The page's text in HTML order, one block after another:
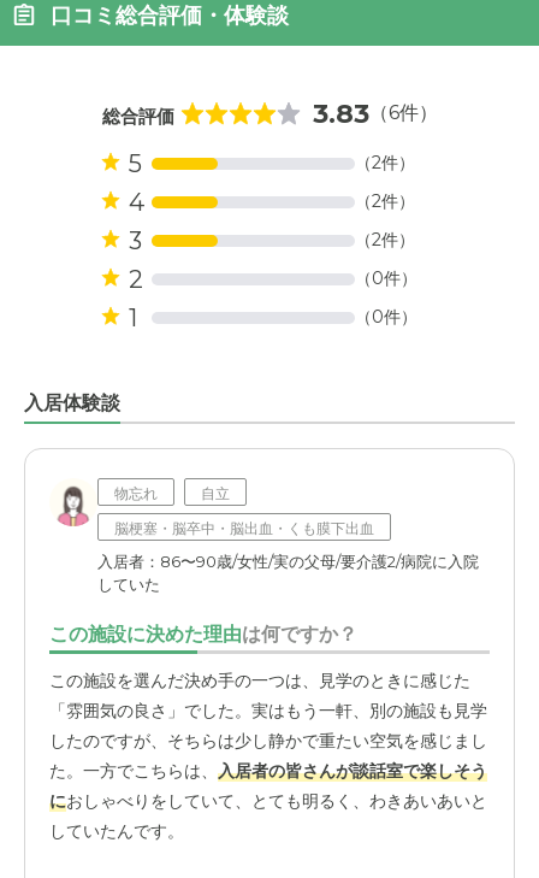
口コミ総合評価・体験談
総合評価 3.83（6件）
5 （2件）
4 （2件）
3 （2件）
2 （0件）
1 （0件）
入居体験談
物忘れ
自立
脳梗塞・脳卒中・脳出血・くも膜下出血
入居者：86〜90歳/女性/実の父母/要介護2/病院に入院
していた
この施設に決めた理由は何ですか？
この施設を選んだ決め手の一つは、見学のときに感じた
「雰囲気の良さ」でした。実はもう一軒、別の施設も見学
したのですが、そちらは少し静かで重たい空気を感じまし
た。一方でこちらは、 入居者の皆さんが談話室で楽しそう
におしゃべりをしていて、とても明るく、わきあいあいと
していたんです。